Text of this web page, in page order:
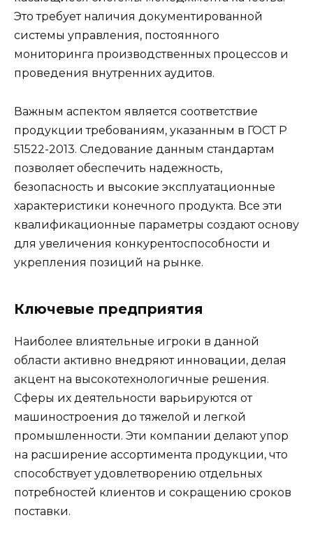
Это требует наличия документированной
системы управления, постоянного
мониторинга производственных процессов и
проведения внутренних аудитов.
Важным аспектом является соответствие
продукции требованиям, указанным в ГОСТ Р
51522-2013. Следование данным стандартам
позволяет обеспечить надежность,
безопасность и высокие эксплуатационные
характеристики конечного продукта. Все эти
квалификационные параметры создают основу
для увеличения конкурентоспособности и
укрепления позиций на рынке.
Ключевые предприятия
Наиболее влиятельные игроки в данной
области активно внедряют инновации, делая
акцент на высокотехнологичные решения.
Сферы их деятельности варьируются от
машиностроения до тяжелой и легкой
промышленности. Эти компании делают упор
на расширение ассортимента продукции, что
способствует удовлетворению отдельных
потребностей клиентов и сокращению сроков
поставки.